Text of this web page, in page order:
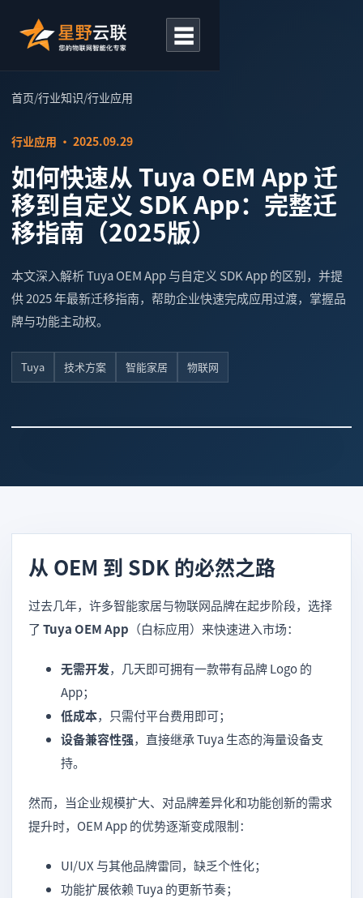
☰
首页/行业知识/行业应用
行业应用 · 2025.09.29
如何快速从 Tuya OEM App 迁
移到自定义 SDK App：完整迁
移指南（2025版）
本文深入解析 Tuya OEM App 与自定义 SDK App 的区别，并提
供 2025 年最新迁移指南，帮助企业快速完成应用过渡，掌握品
牌与功能主动权。
Tuya 技术方案 智能家居 物联网
从 OEM 到 SDK 的必然之路
过去几年，许多智能家居与物联网品牌在起步阶段，选择
了 Tuya OEM App （白标应用）来快速进入市场：
无需开发，几天即可拥有一款带有品牌 Logo 的
App；
低成本，只需付平台费用即可；
设备兼容性强，直接继承 Tuya 生态的海量设备支
持。
然而，当企业规模扩大、对品牌差异化和功能创新的需求
提升时，OEM App 的优势逐渐变成限制：
UI/UX 与其他品牌雷同，缺乏个性化；
功能扩展依赖 Tuya 的更新节奏；